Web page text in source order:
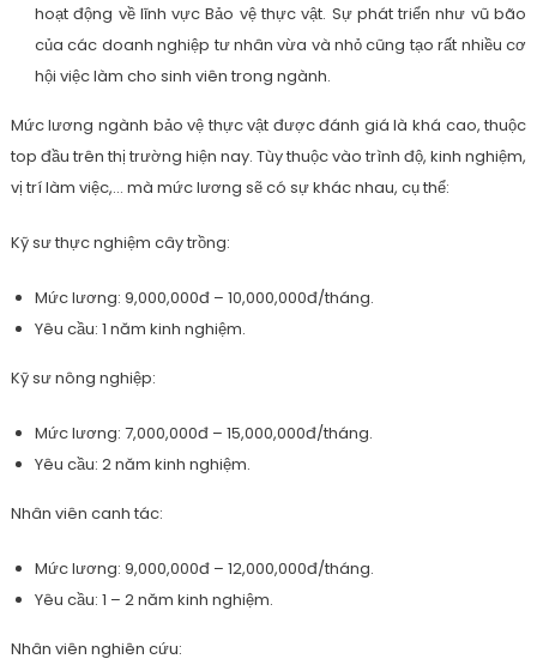
hoạt động về lĩnh vực Bảo vệ thực vật. Sự phát triển như vũ bão
của các doanh nghiệp tư nhân vừa và nhỏ cũng tạo rất nhiều cơ
hội việc làm cho sinh viên trong ngành.
Mức lương ngành bảo vệ thực vật được đánh giá là khá cao, thuộc
top đầu trên thị trường hiện nay. Tùy thuộc vào trình độ, kinh nghiệm,
vị trí làm việc,… mà mức lương sẽ có sự khác nhau, cụ thể:
Kỹ sư thực nghiệm cây trồng:
Mức lương: 9,000,000đ – 10,000,000đ/tháng.
Yêu cầu: 1 năm kinh nghiệm.
Kỹ sư nông nghiệp:
Mức lương: 7,000,000đ – 15,000,000đ/tháng.
Yêu cầu: 2 năm kinh nghiệm.
Nhân viên canh tác:
Mức lương: 9,000,000đ – 12,000,000đ/tháng.
Yêu cầu: 1 – 2 năm kinh nghiệm.
Nhân viên nghiên cứu: